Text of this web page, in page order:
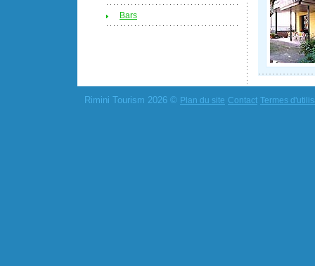
Bars
Rimini Tourism 2026 © Plan du site Contact Termes